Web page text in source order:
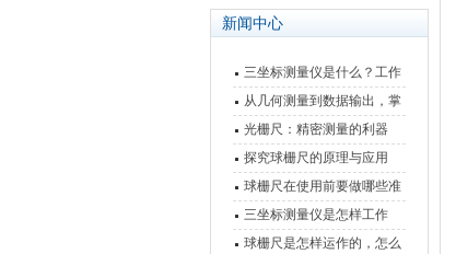
新闻中心
三坐标测量仪是什么？工作
原理、分类与核心功能一次
讲清
从几何测量到数据输出，掌
握万濠影像测量仪的六大核
心能力
光栅尺：精密测量的利器
探究球栅尺的原理与应用
球栅尺在使用前要做哪些准
备工作？
三坐标测量仪是怎样工作
的，功能有什么优势？
球栅尺是怎样运作的，怎么